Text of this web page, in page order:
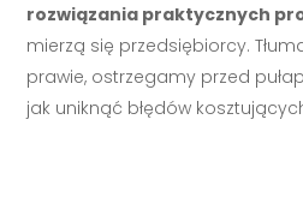
rozwiązania praktycznych
mierzą się przedsiębiorcy.
prawie, ostrzegamy przed
jak uniknąć błędów